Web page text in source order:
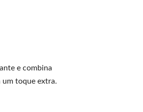
e combina
um toque extra.